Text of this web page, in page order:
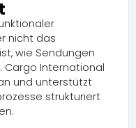
nicht das
wie Sendungen
Cargo International
und unterstützt
strukturiert